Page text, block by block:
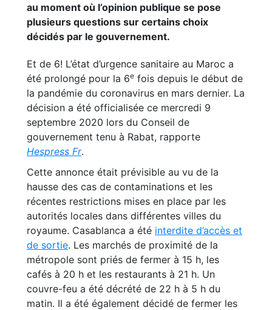
au moment où l’opinion publique se pose
plusieurs questions sur certains choix
décidés par le gouvernement.
Et de 6! L’état d’urgence sanitaire au Maroc a
été prolongé pour la 6e fois depuis le début de
la pandémie du coronavirus en mars dernier. La
décision a été officialisée ce mercredi 9
septembre 2020 lors du Conseil de
gouvernement tenu à Rabat, rapporte
Hespress Fr.
Cette annonce était prévisible au vu de la
hausse des cas de contaminations et les
récentes restrictions mises en place par les
autorités locales dans différentes villes du
royaume. Casablanca a été interdite d’accès et
de sortie. Les marchés de proximité de la
métropole sont priés de fermer à 15 h, les
cafés à 20 h et les restaurants à 21 h. Un
couvre-feu a été décrété de 22 h à 5 h du
matin. Il a été également décidé de fermer les